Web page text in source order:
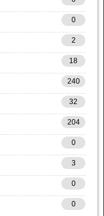
0
2
18
240
32
204
0
3
0
0